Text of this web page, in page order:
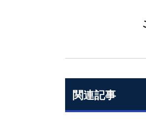
関連記事